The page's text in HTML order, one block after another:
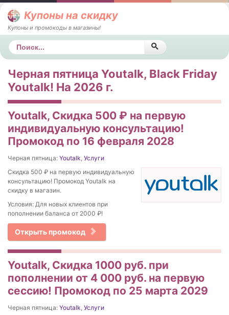
Купоны на скидку
Купоны и промокоды в магазины!
Поиск
Черная пятница Youtalk, Black Friday
Youtalk! На 2026 г.
Youtalk, Cкидка 500 ₽ на первую
индивидуальную консультацию!
Промокод по 16 февраля 2028
Черная пятница: Youtalk, Услуги
Cкидка 500 ₽ на первую индивидуальную
консультацию! Промокод Youtalk на
скидку в магазин.
Условия: Для новых клиентов при
пополнении баланса от 2000 ₽!
Открыть промокод
Youtalk, Скидка 1000 руб. при
пополнении от 4 000 руб. на первую
сессию! Промокод по 25 марта 2029
Черная пятница: Youtalk, Услуги